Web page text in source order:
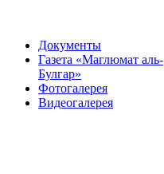
Документы
Газета «Маглюмат аль-
Булгар»
Фотогалерея
Видеогалерея